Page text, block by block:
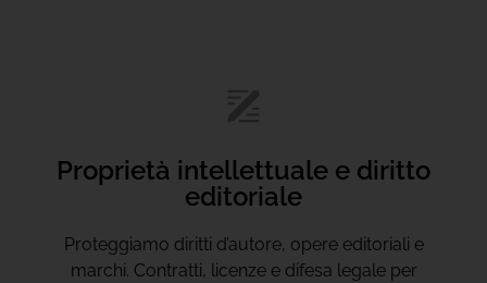
Proprietà intellettuale e diritto
editoriale
Proteggiamo diritti d’autore, opere editoriali e
marchi. Contratti, licenze e difesa legale per